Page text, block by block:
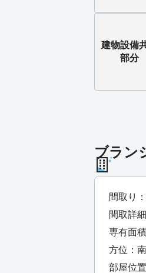
建物設備
部分
ブラン
間取り
間取詳
専有面
方位：
部屋位